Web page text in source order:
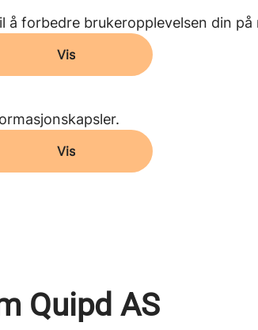
å forbedre brukeropplevelsen din
Vis
Vis
Quipd AS